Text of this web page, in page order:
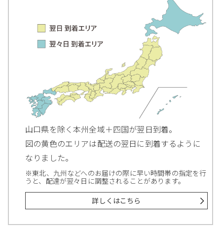
山口県を除く本州全域＋四国が翌日到着。
図の黄色のエリアは配送の翌日に到着するように
なりました。
※東北、九州などへのお届けの際に早い時間帯の指定を行
うと、配達が翌々日に調整されることがあります。
詳しくはこちら